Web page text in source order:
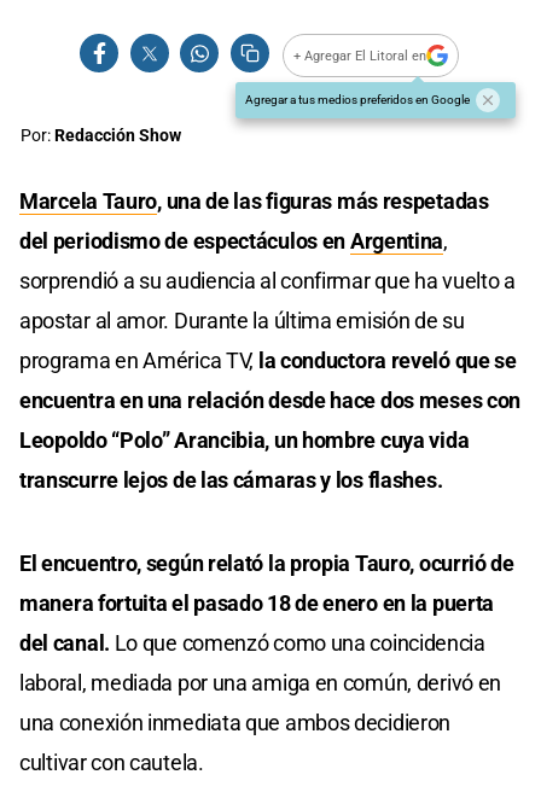
+ Agregar El Litoral en
Agregar a tus medios preferidos en Google
Por:Redacción Show
Marcela Tauro, una de las figuras más respetadas
del periodismo de espectáculos enArgentina,
sorprendió a su audiencia al confirmar que ha vuelto a
apostar al amor. Durante la última emisión de su
programa en América TV, la conductora reveló que se
encuentra en una relación desde hace dos meses con
Leopoldo “Polo” Arancibia, un hombre cuya vida
transcurre lejos de las cámaras y los flashes.
El encuentro, según relató la propia Tauro, ocurrió de
manera fortuita el pasado 18 de enero en la puerta
del canal. Lo que comenzó como una coincidencia
laboral, mediada por una amiga en común, derivó en
una conexión inmediata que ambos decidieron
cultivar con cautela.